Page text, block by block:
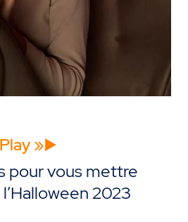
»▶️
pour vous mettre
2023